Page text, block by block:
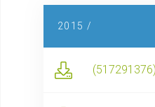
2015 /